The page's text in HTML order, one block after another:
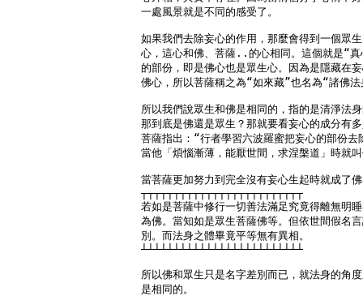
一處風景就是不同的感受了。
如果我們去除妄心的作用，那麼會得到一個眾
心，這心和佛、菩薩..的心相同。這個就是“真
的部份，即是佛心也是眾生心。因為是隱藏在
佛心，所以菩薩稱之為“如來藏”也名為“諸佛
所以我們說眾生和佛是相同的，指的是清淨法
那到底是佛還是眾生？那就要看妄心的成分有
菩薩指出：“行者學習六波羅蜜把妄心的部份去
當他「煩惱漸薄，能厭世間，求涅槃道」時就
當菩薩更加努力到完全沒有妄心生起時就成了
┬┬┬┬┬┬┬┬┬┬┬┬┬┬┬┬┬┬┬┬┬┬┬┬┬
若如是菩薩中修行一切善法滿足究竟得離無明
為佛。當知如是眾生菩薩佛等。但依世間假名
別。而法身之體畢竟平等無有異相。
┴┴┴┴┴┴┴┴┴┴┴┴┴┴┴┴┴┴┴┴┴┴┴┴┴
所以佛和眾生只是名字差別而已，就法身的角
是相同的。